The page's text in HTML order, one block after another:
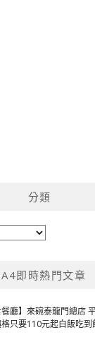
分類
即時熱門文章
餐廳】來碗泰龍門總店
只要110元起白飯吃到